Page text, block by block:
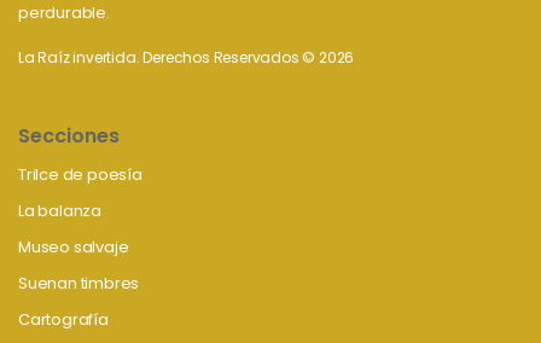
perdurable.
La Raíz invertida. Derechos Reservados © 2026
Secciones
Trilce de poesía
La balanza
Museo salvaje
Suenan timbres
Cartografía